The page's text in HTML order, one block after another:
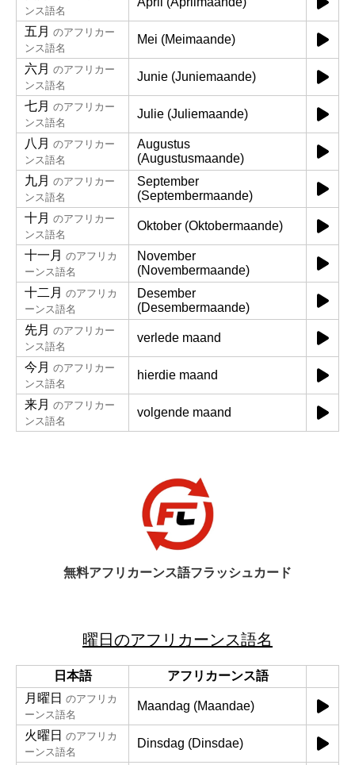
ンス語名
五月 のアフリカー
ンス語名
Mei (Meimaande)
六月 のアフリカー
ンス語名
Junie (Juniemaande)
七月 のアフリカー
ンス語名
Julie (Juliemaande)
八月 のアフリカー
ンス語名
Augustus
(Augustusmaande)
九月 のアフリカー
ンス語名
September
(Septembermaande)
十月 のアフリカー
ンス語名
Oktober (Oktobermaande)
十一月 のアフリカ
ーンス語名
November
(Novembermaande)
十二月 のアフリカ
ーンス語名
Desember
(Desembermaande)
先月 のアフリカー
ンス語名
verlede maand
今月 のアフリカー
ンス語名
hierdie maand
来月 のアフリカー
ンス語名
volgende maand
無料アフリカーンス語フラッシュカード
曜日のアフリカーンス語名
日本語
アフリカーンス語
月曜日 のアフリカ
ーンス語名
Maandag (Maandae)
火曜日 のアフリカ
ーンス語名
Dinsdag (Dinsdae)